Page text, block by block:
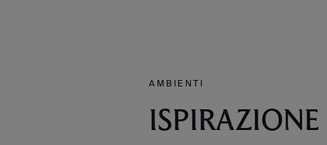
AMBIENTI
ISPIRAZIONE